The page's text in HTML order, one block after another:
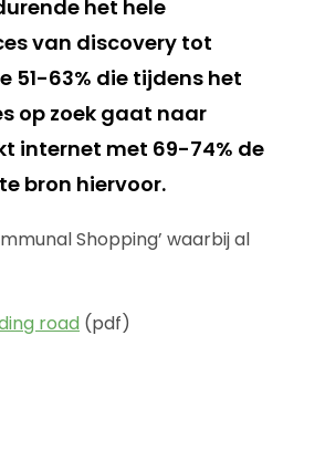
het hele
van discovery tot
51-63% die tijdens het
op zoek gaat naar
internet met 69-74% de
bron hiervoor.
Shopping’ waarbij al
road (pdf)